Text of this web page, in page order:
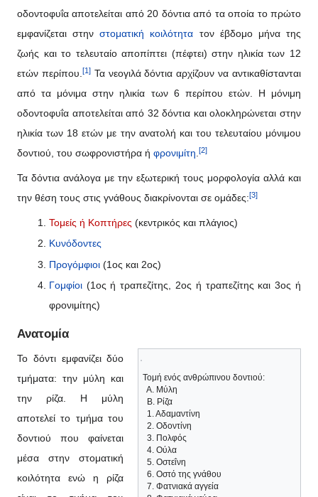
οδοντοφυΐα αποτελείται από 20 δόντια από τα οποία το πρώτο
εμφανίζεται στηνστοματική κοιλότητα τον έβδομο μήνα της
ζωής και το τελευταίο αποπίπτει (πέφτει) στην ηλικία των 12
ετών περίπου. [1]Τα νεογιλά δόντια αρχίζουν να αντικαθίστανται
από τα μόνιμα στην ηλικία των 6 περίπου ετών. Η μόνιμη
οδοντοφυΐα αποτελείται από 32 δόντια και ολοκληρώνεται στην
ηλικία των 18 ετών με την ανατολή και του τελευταίου μόνιμου
δοντιού, του σωφρονιστήρα ή φρονιμίτη [2]
Τα δόντια ανάλογα με την εξωτερική τους μορφολογία αλλά και
την θέση τους στις γνάθους διακρίνονται σε ομάδες:[3]
Τομείς ή Κοπτήρες (κεντρικός και πλάγιος)
Κυνόδοντες
Προγόμφιοι(1ος και 2ος)
Γομφίοι(1ος ή τραπεζίτης, 2ος ή τραπεζίτης και 3ος ή
φρονιμίτης)
Ανατομία
Τομή ενός ανθρώπινου δοντιού:
Α. Μύλη
Β. Ρίζα
1. Αδαμαντίνη
2. Οδοντίνη
3. Πολφός
4. Ούλα
5. Οστεΐνη
6. Οστό της γνάθου
7. Φατνιακά αγγεία
Το δόντι εμφανίζει δύο
τμήματα: την μύλη και
την ρίζα. Η μύλη
αποτελεί το τμήμα του
δοντιού που φαίνεται
μέσα στην στοματική
κοιλότητα ενώ η ρίζα